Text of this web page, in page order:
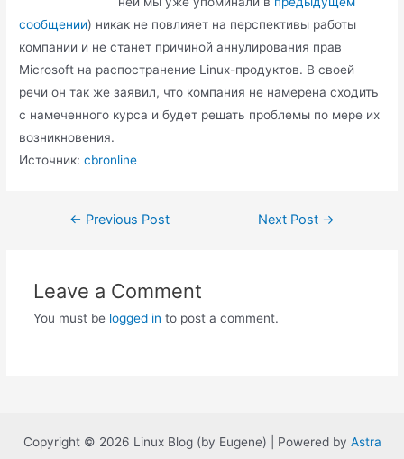
сообщении) никак не повлияет на перспективы работы
компании и не станет причиной аннулирования прав
Microsoft на распостранение Linux-продуктов. В своей
речи он так же заявил, что компания не намерена сходить
с намеченного курса и будет решать проблемы по мере их
возникновения.
Источник:cbronline
Post← Previous Post Next Post →
Leave a Comment
You must be logged in to post a comment.
Copyright © 2026 Linux Blog (by Eugene) | Powered by Astra